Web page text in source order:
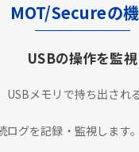
MOT/Secureの
USBの操作を監視
USBメモリで持ち出され
グを記録・監視します。